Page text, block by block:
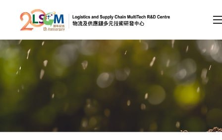
跳到內容（按回車鍵）
會員登入
A A EN 繁 简